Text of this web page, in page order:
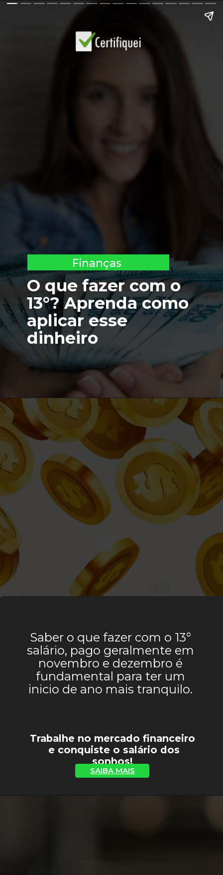
O que fazer com o
13°? Aprenda como
aplicar esse
dinheiro
Finanças
Saber o que fazer com o 13°
salário, pago geralmente em
novembro e dezembro é
fundamental para ter um
inicio de ano mais tranquilo.
Trabalhe no mercado financeiro
e conquiste o salário dos
sonhos!
SAIBA MAIS